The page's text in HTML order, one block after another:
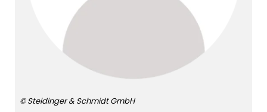
© Steidinger & Schmidt GmbH